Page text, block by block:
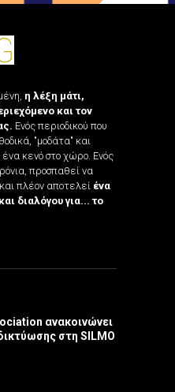
η λέξη μάτι,
και τον
Ενός περιοδικού που
"μοδάτα" και
κενό στο χώρο. Ενός
προσπαθεί να
πλέον αποτελεί ένα
διαλόγου για... το
ανακοινώνει
στη SILMO